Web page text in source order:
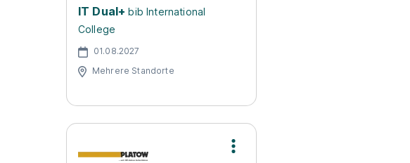
IT Dual+ bib International
College
01.08.2027
Mehrere Standorte